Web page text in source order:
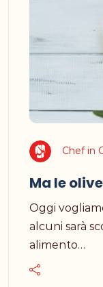
Chef in
Ma le
Oggi
alcuni sarà
alimento…